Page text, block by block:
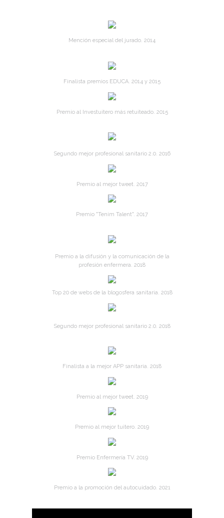
Mención especial del jurado. 2014
Finalista premios EDUCA. 2014 y 2015
Premio al Investuitero más retuiteado. 2015
Segundo mejor profesional sanitario 2.0. 2016
Premio al mejor tweet. 2017
Premio "Tenim Talent". 2017
Premio a la difusión y la comunicación de la
profesión enfermera. 2018
Top 20 de webs de la blogosfera sanitaria. 2018
Segundo mejor profesional sanitario 2.0. 2018
Finalista a la mejor APP sanitaria. 2018
Premio al mejor tweet. 2019
Premio al mejor tuitero. 2019
Premio Enfermería TV. 2019
Premio a la promoción del autocuidado. 2021